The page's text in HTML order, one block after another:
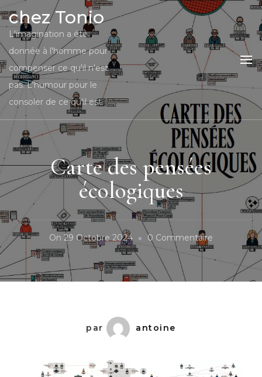
chez Tonio
L'imagination a été
donnée à l'homme pour
compenser ce qu'il n'est
pas. L'humour pour le
consoler de ce qu'il est.
Carte des pensées
écologiques
On 29 Octobre 2024 0 Commentaire
par antoine